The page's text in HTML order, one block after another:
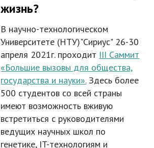
жизнь?
В научно-технологическом
Университете (НТУ)"Сириус" 26-30
апреля 2021г. проходит III Саммит
«Большие вызовы для общества,
государства и науки».Здесь более
500 студентов со всей страны
имеют возможность вживую
встретиться с руководителями
ведущих научных школ по
генетике, IT-технологиям и